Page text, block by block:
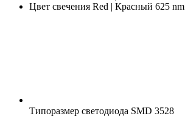
Цвет свечения Red | Красный 625 nm
Типоразмер светодиода SMD 3528